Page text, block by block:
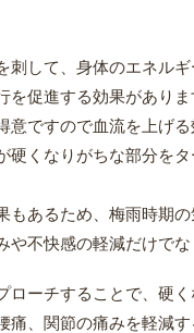
して、身体のエネルギ
促進する効果がありま
ですので血流を上げる
硬くなりがちな部分を
もあるため、梅雨時期
不快感の軽減だけで
ーチすることで、硬
、関節の痛みを軽減